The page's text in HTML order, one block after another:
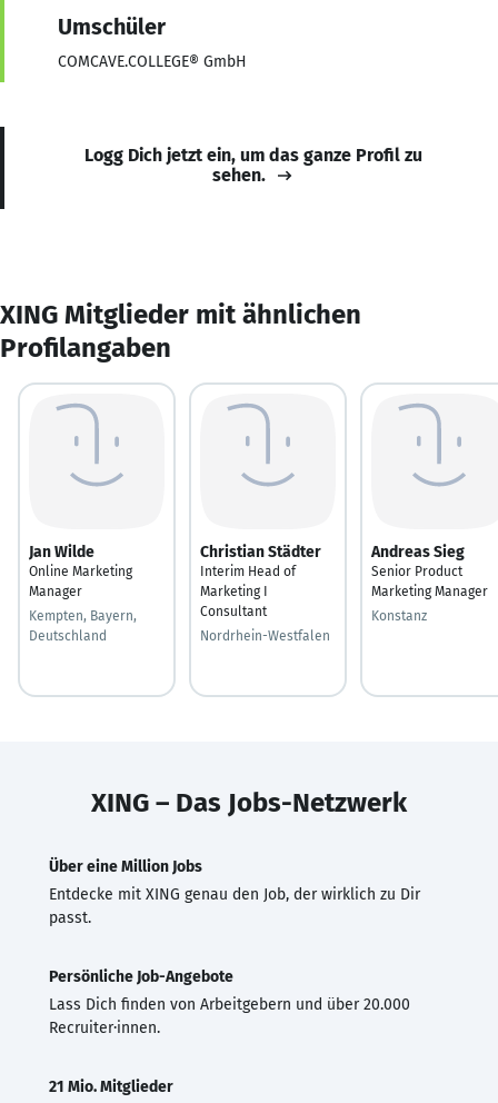
Umschüler
COMCAVE.COLLEGE® GmbH
Logg Dich jetzt ein, um das ganze Profil zu
sehen.
XING Mitglieder mit ähnlichen
Profilangaben
Jan Wilde
Online Marketing
Manager
Kempten, Bayern,
Deutschland
Christian Städter
Interim Head of
Marketing I
Consultant
Nordrhein-Westfalen
Andreas Sieg
Senior Product
Marketing Manager
Konstanz
XING – Das Jobs-Netzwerk
Über eine Million Jobs
Entdecke mit XING genau den Job, der wirklich zu Dir
passt.
Persönliche Job-Angebote
Lass Dich finden von Arbeitgebern und über 20.000
Recruiter·innen.
21 Mio. Mitglieder